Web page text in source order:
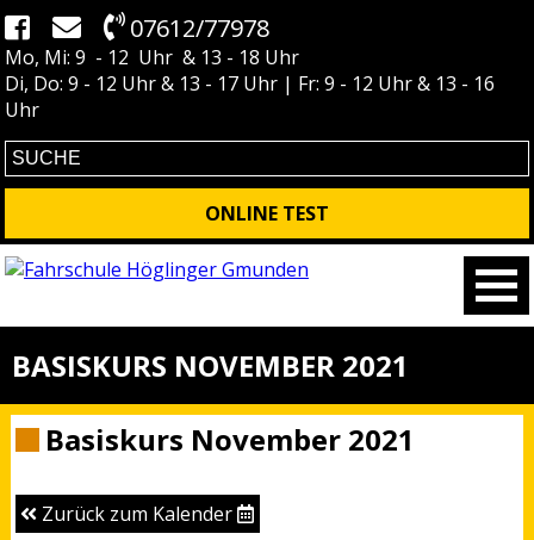
07612/77978
Mo, Mi: 9 - 12 Uhr & 13 - 18 Uhr
Di, Do: 9 - 12 Uhr & 13 - 17 Uhr | Fr: 9 - 12 Uhr & 13 - 16
Uhr
ONLINE TEST
BASISKURS NOVEMBER 2021
Basiskurs November 2021
Zurück zum Kalender